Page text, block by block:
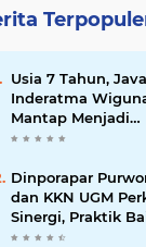
Usia 7 Tahun,
Inderatma
Mantap Menjadi
Dalang Cilik, Sang
Menonton
YouTube
Dinporapar
dan KKN UGM
Sinergi, Praktik
Kecamatan